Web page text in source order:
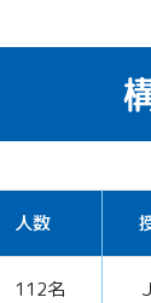
人数
112名